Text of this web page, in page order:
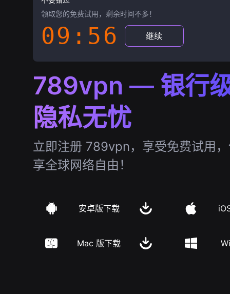
领取您的免费试用，剩余时间不多！
09:55 继续
789vpn — 银行
隐私无忧
立即注册 789vpn，享受免费试用
享全球网络自由！
安卓版下载
Mac 版下载